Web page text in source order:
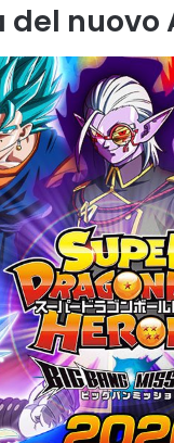
del nuovo